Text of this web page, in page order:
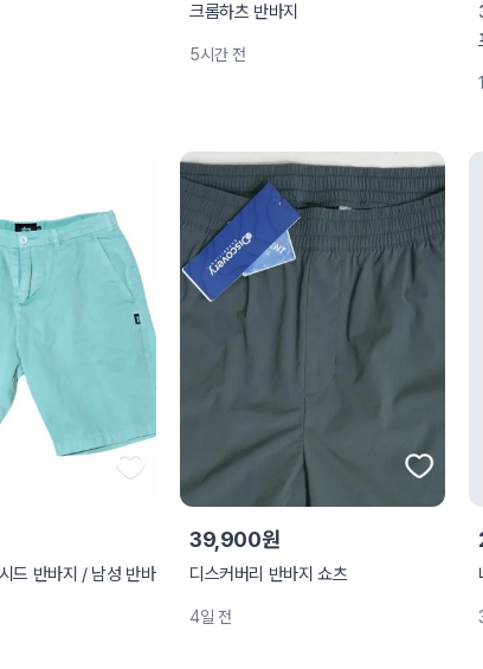
크롬하츠 반바지
5시간 전
드 반바지 / 남성 반바
39,900원
디스커버리 반바지 쇼츠
4일 전